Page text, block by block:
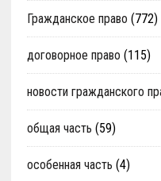
Гражданское право (772)
договорное право (115)
новости гражданского
общая часть (59)
особенная часть (4)